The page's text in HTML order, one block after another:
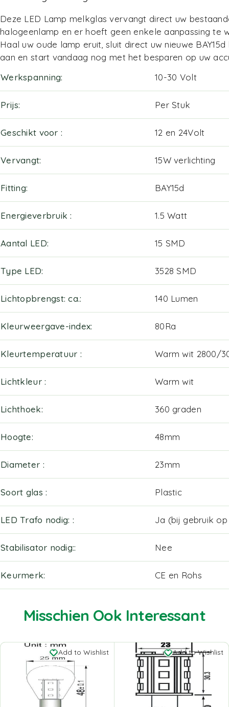
Deze LED Lamp melkglas vervangt direct uw
halogeenlamp en er hoeft geen enkele aanpassing te
Haal uw oude lamp eruit, sluit direct uw nieuwe
aan en start vandaag nog met het besparen op uw
Werkspanning
10-30 Volt
Prijs Per Stuk
Geschikt voor 12 en 24Volt
Vervangt 15W verlichting
Fitting BAY15d
Energieverbruik 1.5 Watt
Aantal LED 15 SMD
Type LED 3528 SMD
Lichtopbrengst: ca. 140 Lumen
Kleurweergave-index 80Ra
Kleurtemperatuur Warm wit 2800/
Lichtkleur Warm wit
Lichthoek 360 graden
Hoogte 48mm
Diameter 23mm
Soort glas Plastic
LED Trafo nodig: Ja (bij gebruik
Stabilisator nodig: Nee
Keurmerk CE en Rohs
Misschien Ook Interessant
Add to Wishlist Add to Wishlist